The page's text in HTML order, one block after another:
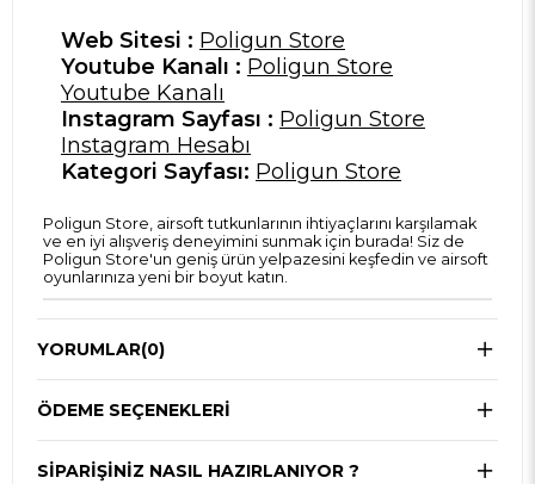
Web Sitesi : Poligun Store
Youtube Kanalı : Poligun Store
Youtube Kanalı
Instagram Sayfası : Poligun Store
Instagram Hesabı
Kategori Sayfası: Poligun Store
Poligun Store, airsoft tutkunlarının ihtiyaçlarını karşılamak
ve en iyi alışveriş deneyimini sunmak için burada! Siz de
Poligun Store'un geniş ürün yelpazesini keşfedin ve airsoft
oyunlarınıza yeni bir boyut katın.
YORUMLAR(0)
ÖDEME SEÇENEKLERI
SIPARIŞINIZ NASIL HAZIRLANIYOR ?